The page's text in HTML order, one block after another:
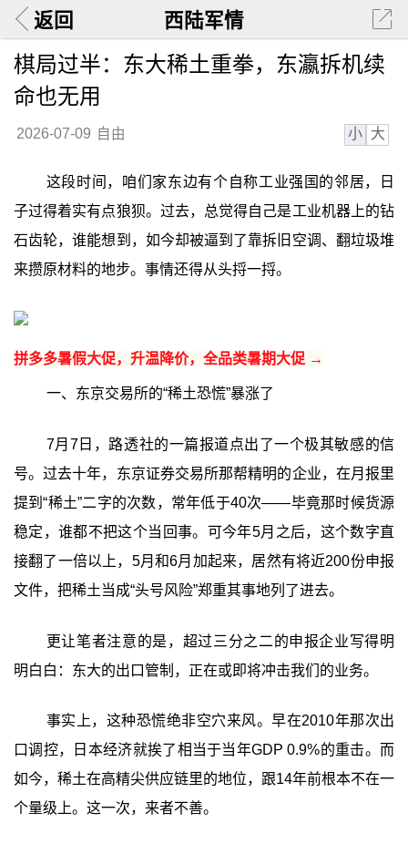
返回 西陆军情
棋局过半：东大稀土重拳，东瀛拆机续
命也无用
2026-07-09 自由 小 大
这段时间，咱们家东边有个自称工业强国的邻居，日
子过得着实有点狼狈。过去，总觉得自己是工业机器上的钻
石齿轮，谁能想到，如今却被逼到了靠拆旧空调、翻垃圾堆
来攒原材料的地步。事情还得从头捋一捋。
拼多多暑假大促，升温降价，全品类暑期大促 →
一、东京交易所的“稀土恐慌”暴涨了
7月7日，路透社的一篇报道点出了一个极其敏感的信
号。过去十年，东京证券交易所那帮精明的企业，在月报里
提到“稀土”二字的次数，常年低于40次——毕竟那时候货源
稳定，谁都不把这个当回事。可今年5月之后，这个数字直
接翻了一倍以上，5月和6月加起来，居然有将近200份申报
文件，把稀土当成“头号风险”郑重其事地列了进去。
更让笔者注意的是，超过三分之二的申报企业写得明
明白白：东大的出口管制，正在或即将冲击我们的业务。
事实上，这种恐慌绝非空穴来风。早在2010年那次出
口调控，日本经济就挨了相当于当年GDP 0.9%的重击。而
如今，稀土在高精尖供应链里的地位，跟14年前根本不在一
个量级上。这一次，来者不善。